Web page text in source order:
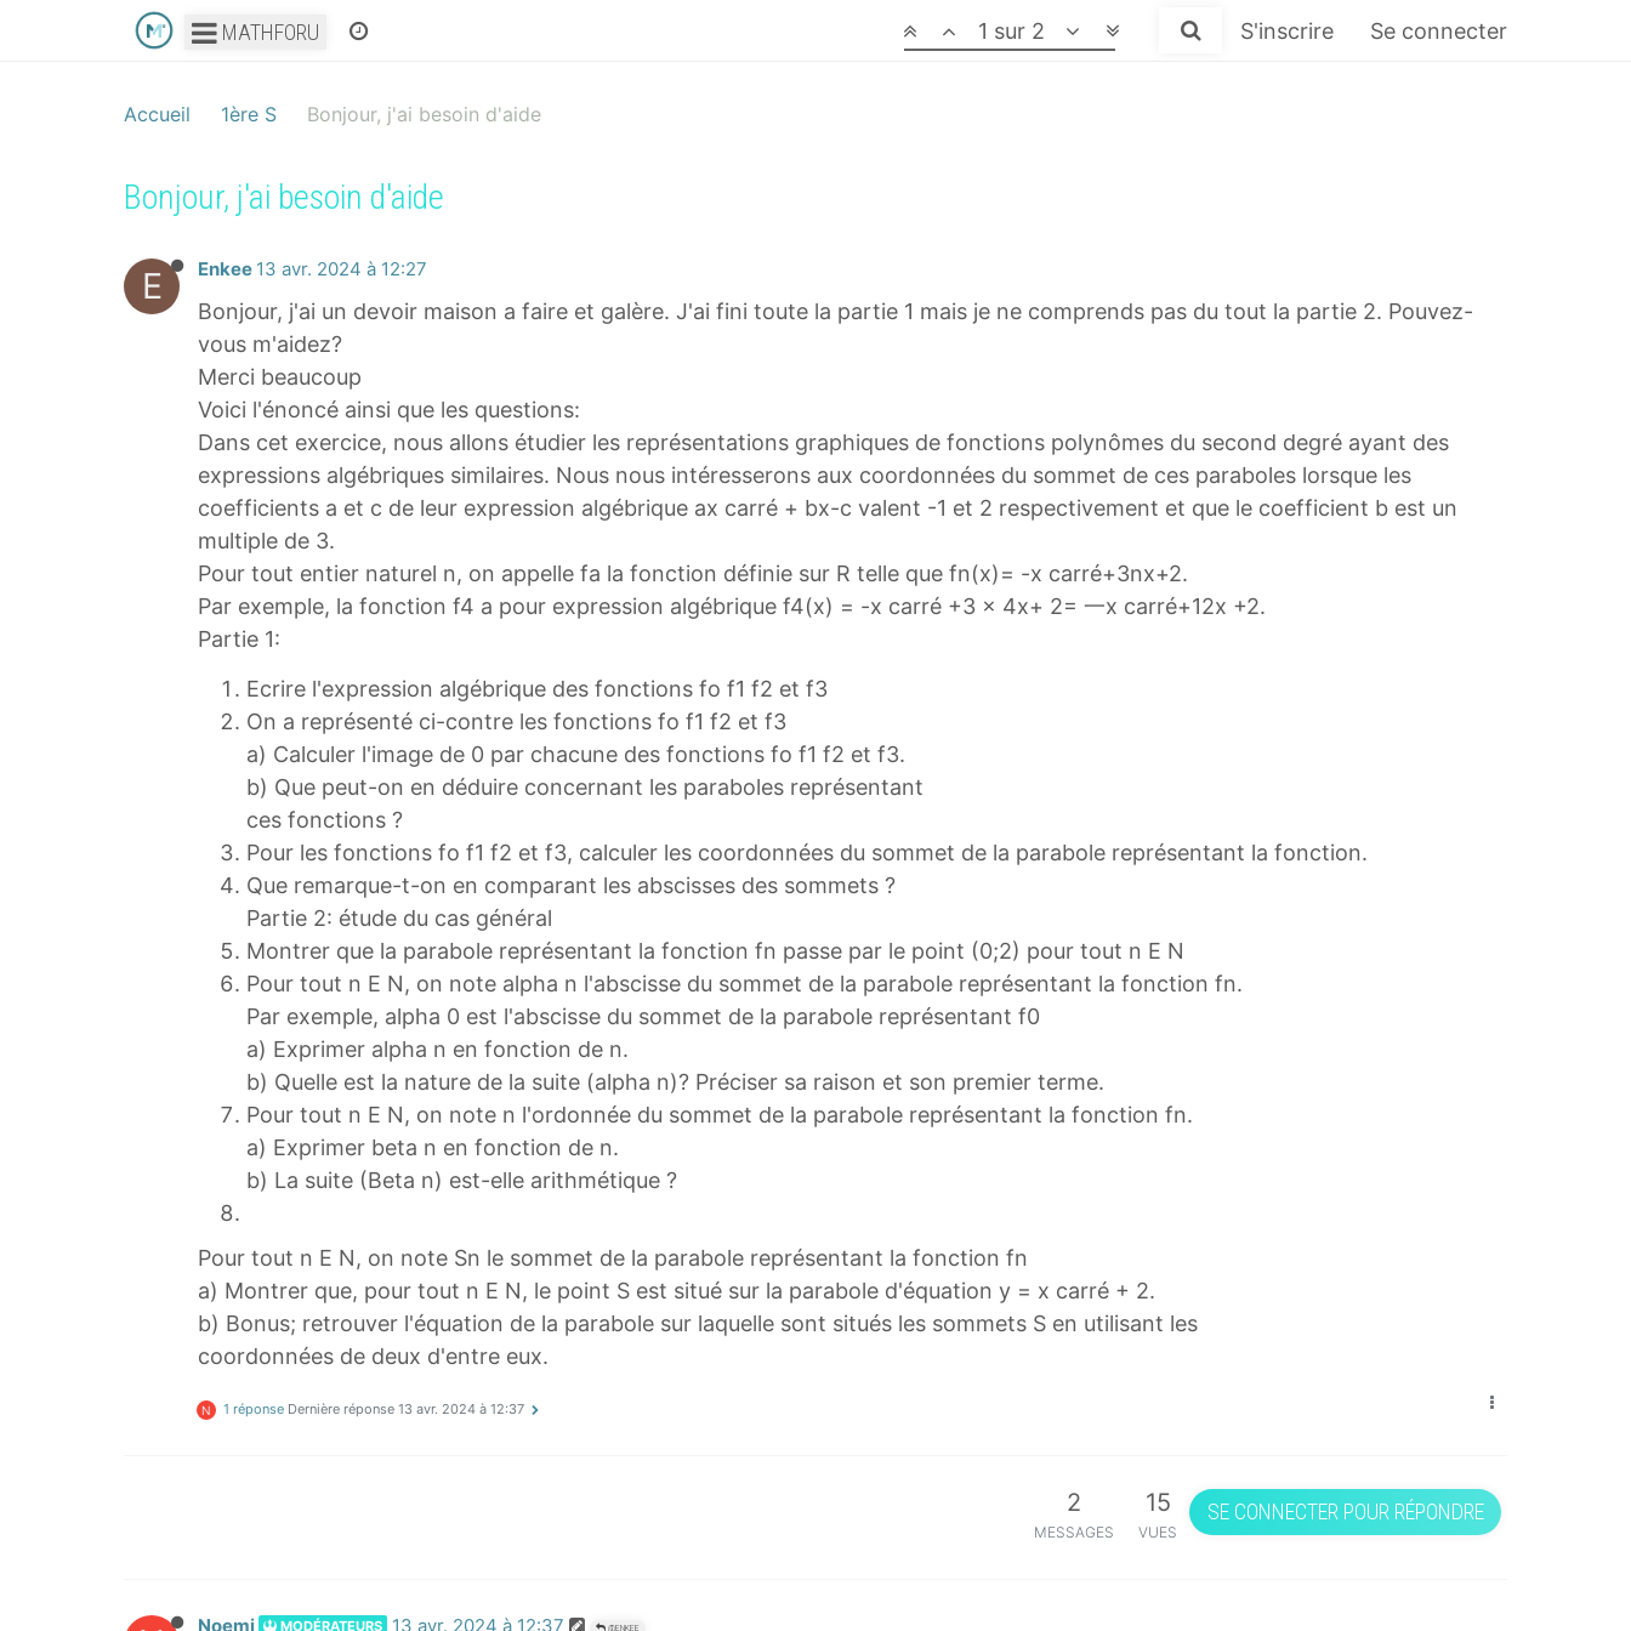
MATHFORU S'inscrire Se connecter
1 sur 2
Accueil 1ère S Bonjour, j'ai besoin d'aide
Bonjour, j'ai besoin d'aide
E Enkee 13 avr. 2024 à 12:27
Bonjour, j'ai un devoir maison a faire et galère. J'ai fini toute la partie 1 mais je ne comprends pas du tout la partie 2. Pouvez-
vous m'aidez?
Merci beaucoup
Voici l'énoncé ainsi que les questions:
Dans cet exercice, nous allons étudier les représentations graphiques de fonctions polynômes du second degré ayant des
expressions algébriques similaires. Nous nous intéresserons aux coordonnées du sommet de ces paraboles lorsque les
coefficients a et c de leur expression algébrique ax carré + bx-c valent -1 et 2 respectivement et que le coefficient b est un
multiple de 3.
Pour tout entier naturel n, on appelle fa la fonction définie sur R telle que fn(x)= -x carré+3nx+2.
Par exemple, la fonction f4 a pour expression algébrique f4(x) = -x carré +3 x 4x+ 2= 一x carré+12x +2.
Partie 1:
Ecrire l'expression algébrique des fonctions fo f1 f2 et f3
On a représenté ci-contre les fonctions fo f1 f2 et f3
a) Calculer l'image de 0 par chacune des fonctions fo f1 f2 et f3.
b) Que peut-on en déduire concernant les paraboles représentant
ces fonctions ?
Pour les fonctions fo f1 f2 et f3, calculer les coordonnées du sommet de la parabole représentant la fonction.
Que remarque-t-on en comparant les abscisses des sommets ?
Partie 2: étude du cas général
Montrer que la parabole représentant la fonction fn passe par le point (0;2) pour tout n E N
Pour tout n E N, on note alpha n l'abscisse du sommet de la parabole représentant la fonction fn.
Par exemple, alpha 0 est l'abscisse du sommet de la parabole représentant f0
a) Exprimer alpha n en fonction de n.
b) Quelle est la nature de la suite (alpha n)? Préciser sa raison et son premier terme.
Pour tout n E N, on note n l'ordonnée du sommet de la parabole représentant la fonction fn.
a) Exprimer beta n en fonction de n.
b) La suite (Beta n) est-elle arithmétique ?
Pour tout n E N, on note Sn le sommet de la parabole représentant la fonction fn
a) Montrer que, pour tout n E N, le point S est situé sur la parabole d'équation y = x carré + 2.
b) Bonus; retrouver l'équation de la parabole sur laquelle sont situés les sommets S en utilisant les
coordonnées de deux d'entre eux.
N 1 réponse Dernière réponse 13 avr. 2024 à 12:37
2
MESSAGES
15
VUES
SE CONNECTER POUR RÉPONDRE
Noemi MODÉRATEURS 13 avr. 2024 à 12:37 @ENKEE